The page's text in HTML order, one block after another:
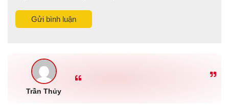
Gửi bình luận
Trần Thủy